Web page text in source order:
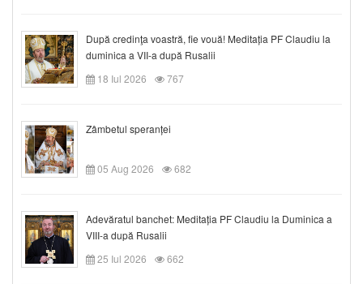
După credinţa voastră, fie vouă! Meditația PF Claudiu la
duminica a VII-a după Rusalii
18 Iul 2026
767
Zâmbetul speranței
05 Aug 2026 682
Adevăratul banchet: Meditația PF Claudiu la Duminica a
VIII-a după Rusalii
25 Iul 2026
662